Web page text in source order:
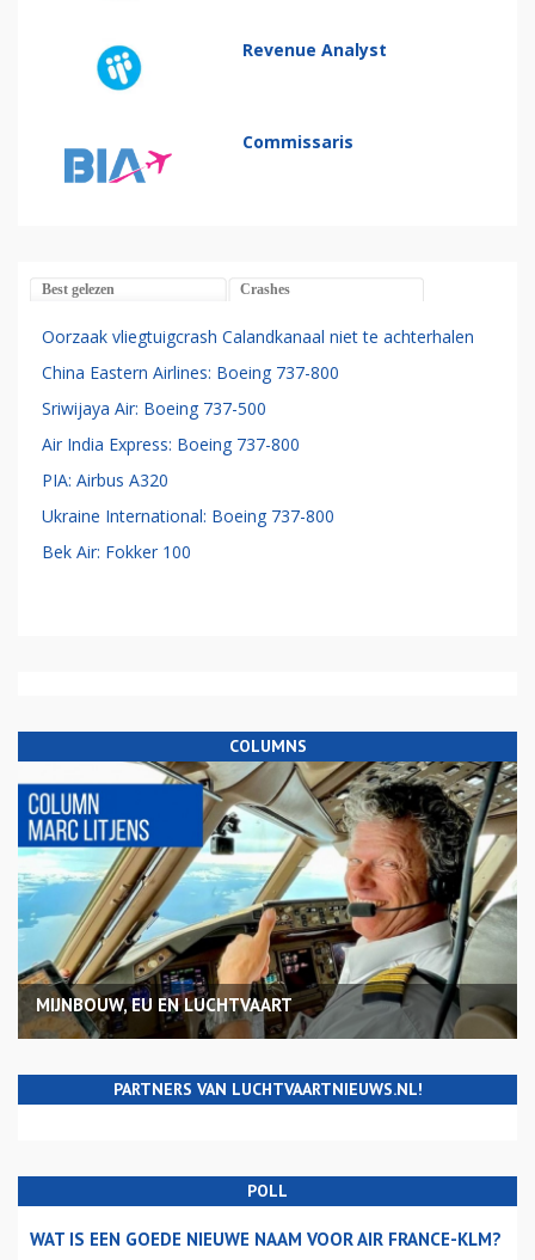
Revenue Analyst
Commissaris
Best gelezen Crashes
Oorzaak vliegtuigcrash Calandkanaal niet te achterhalen
China Eastern Airlines: Boeing 737-800
Sriwijaya Air: Boeing 737-500
Air India Express: Boeing 737-800
PIA: Airbus A320
Ukraine International: Boeing 737-800
Bek Air: Fokker 100
COLUMNS
MIJNBOUW, EU EN LUCHTVAART
PARTNERS VAN LUCHTVAARTNIEUWS.NL!
POLL
WAT IS EEN GOEDE NIEUWE NAAM VOOR AIR FRANCE-KLM?